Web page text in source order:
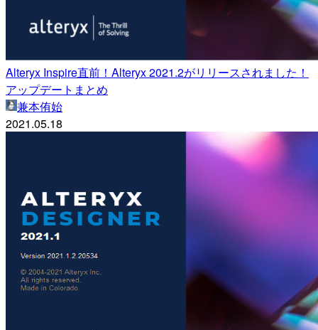
Alteryx Inspire直前！Alteryx 2021.2がリリースされました！
アップデートまとめ
兼本侑始
2021.05.18